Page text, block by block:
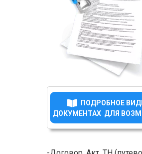
ПОДРОБНОЕ
ДОКУМЕНТАХ ДЛЯ